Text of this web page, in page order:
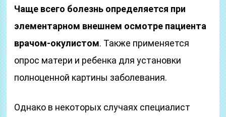
Чаще всего болезнь определяется при
элементарном внешнем осмотре пациента
врачом-окулистом. Также применяется
опрос матери и ребенка для установки
полноценной картины заболевания.
Однако в некоторых случаях специалист